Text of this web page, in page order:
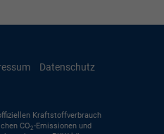
Datenschutz
Kraftstoffverbrauch
CO2-Emissionen und